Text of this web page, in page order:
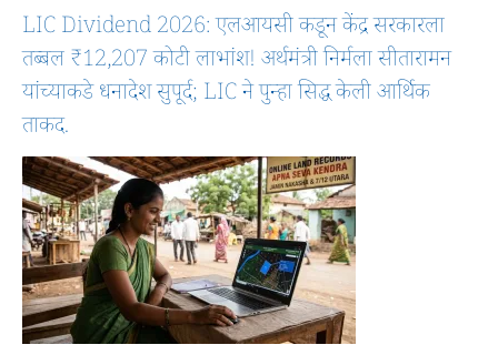
LIC Dividend 2026: एलआयसी कडून केंद्र सरकारला
तब्बल ₹12,207 कोटी लाभांश! अर्थमंत्री निर्मला सीतारामन
यांच्याकडे धनादेश सुपूर्द; LIC ने पुन्हा सिद्ध केली आर्थिक
ताकद.